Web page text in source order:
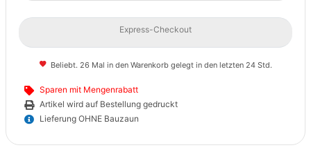
Express-Checkout
Beliebt. 26 Mal in den Warenkorb gelegt in den letzten 24 Std.
Sparen mit Mengenrabatt
Artikel wird auf Bestellung gedruckt
Lieferung OHNE Bauzaun